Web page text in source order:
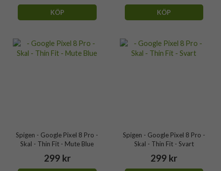
KÖP KÖP
Spigen - Google Pixel 8 Pro -
Skal - Thin Fit - Mute Blue
299 kr
Spigen - Google Pixel 8 Pro -
Skal - Thin Fit - Svart
299 kr